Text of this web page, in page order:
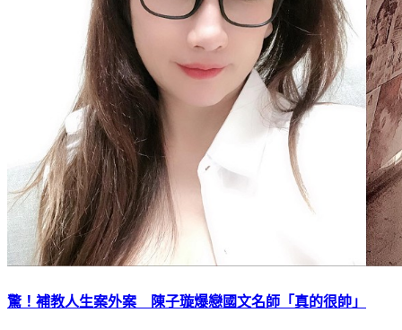
驚！補教人生案外案 陳子璇爆戀國文名師「真的很帥」